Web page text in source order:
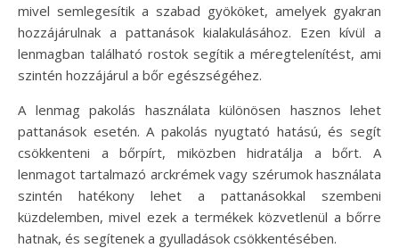
mivel semlegesítik a szabad gyököket, amelyek gyakran
hozzájárulnak a pattanások kialakulásához. Ezen kívül a
lenmagban található rostok segítik a méregtelenítést, ami
szintén hozzájárul a bőr egészségéhez.
A lenmag pakolás használata különösen hasznos lehet
pattanások esetén. A pakolás nyugtató hatású, és segít
csökkenteni a bőrpírt, miközben hidratálja a bőrt. A
lenmagot tartalmazó arckrémek vagy szérumok használata
szintén hatékony lehet a pattanásokkal szembeni
küzdelemben, mivel ezek a termékek közvetlenül a bőrre
hatnak, és segítenek a gyulladások csökkentésében.